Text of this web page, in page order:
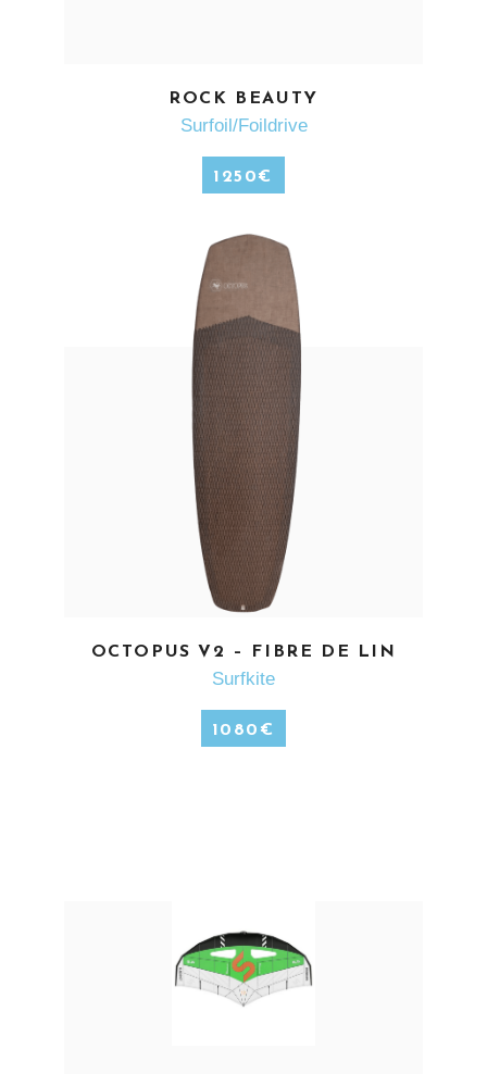
EN SAVOIR PLUS
ROCK BEAUTY
Surfoil/Foildrive
1250€
EN SAVOIR PLUS
OCTOPUS V2 – FIBRE DE LIN
Surfkite
1080 €